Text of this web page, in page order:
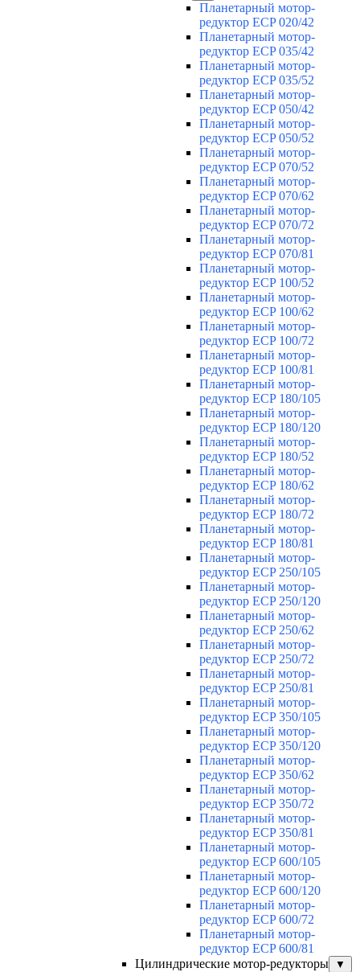
Планетарный мотор-
редуктор ECP 020/42
Планетарный мотор-
редуктор ECP 035/42
Планетарный мотор-
редуктор ECP 035/52
Планетарный мотор-
редуктор ECP 050/42
Планетарный мотор-
редуктор ECP 050/52
Планетарный мотор-
редуктор ECP 070/52
Планетарный мотор-
редуктор ECP 070/62
Планетарный мотор-
редуктор ECP 070/72
Планетарный мотор-
редуктор ECP 070/81
Планетарный мотор-
редуктор ECP 100/52
Планетарный мотор-
редуктор ECP 100/62
Планетарный мотор-
редуктор ECP 100/72
Планетарный мотор-
редуктор ECP 100/81
Планетарный мотор-
редуктор ECP 180/105
Планетарный мотор-
редуктор ECP 180/120
Планетарный мотор-
редуктор ECP 180/52
Планетарный мотор-
редуктор ECP 180/62
Планетарный мотор-
редуктор ECP 180/72
Планетарный мотор-
редуктор ECP 180/81
Планетарный мотор-
редуктор ECP 250/105
Планетарный мотор-
редуктор ECP 250/120
Планетарный мотор-
редуктор ECP 250/62
Планетарный мотор-
редуктор ECP 250/72
Планетарный мотор-
редуктор ECP 250/81
Планетарный мотор-
редуктор ECP 350/105
Планетарный мотор-
редуктор ECP 350/120
Планетарный мотор-
редуктор ECP 350/62
Планетарный мотор-
редуктор ECP 350/72
Планетарный мотор-
редуктор ECP 350/81
Планетарный мотор-
редуктор ECP 600/105
Планетарный мотор-
редуктор ECP 600/120
Планетарный мотор-
редуктор ECP 600/72
Планетарный мотор-
редуктор ECP 600/81
Цилиндрические мотор-редукторы
▼